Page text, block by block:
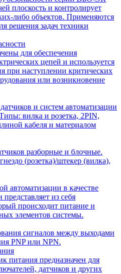
плоскость и контролирует
либо объектов. Применяются
решения задач техники
для обеспечения
цепей и используется
при наступлении критических
или возникновение
и систем автоматизации
вилка и розетка, 2PIN,
кабеля и материалом
разборные и блочные.
(розетка)/штекер (вилка),
автоматизации в качестве
из себя
происходит питание и
элементов системы.
сигналов между выходами
PNP или NPN.
питания предназначен для
датчиков и других